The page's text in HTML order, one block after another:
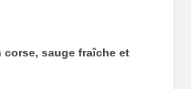
corse, sauge fraîche et